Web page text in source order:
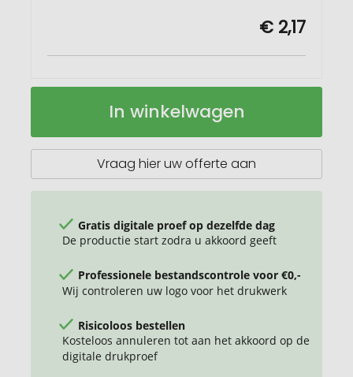
€ 2,17
Handreinigingsspray
Op
In winkelwagen
Vraag hier uw offerte aan
Gratis digitale proef op dezelfde dag
De productie start zodra u akkoord geeft
Professionele bestandscontrole voor €0,-
Wij controleren uw logo voor het drukwerk
Risicoloos bestellen
Kosteloos annuleren tot aan het akkoord op de
digitale drukproef